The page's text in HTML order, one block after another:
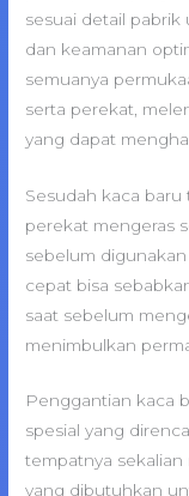
sesuai detail
dan keamanan
semuanya
serta perekat,
yang dapat
Sesudah kaca
perekat mengeras
sebelum
cepat bisa
saat sebelum
menimbulkan
Penggantian kaca
spesial yang
tempatnya
yang dibutuhkan